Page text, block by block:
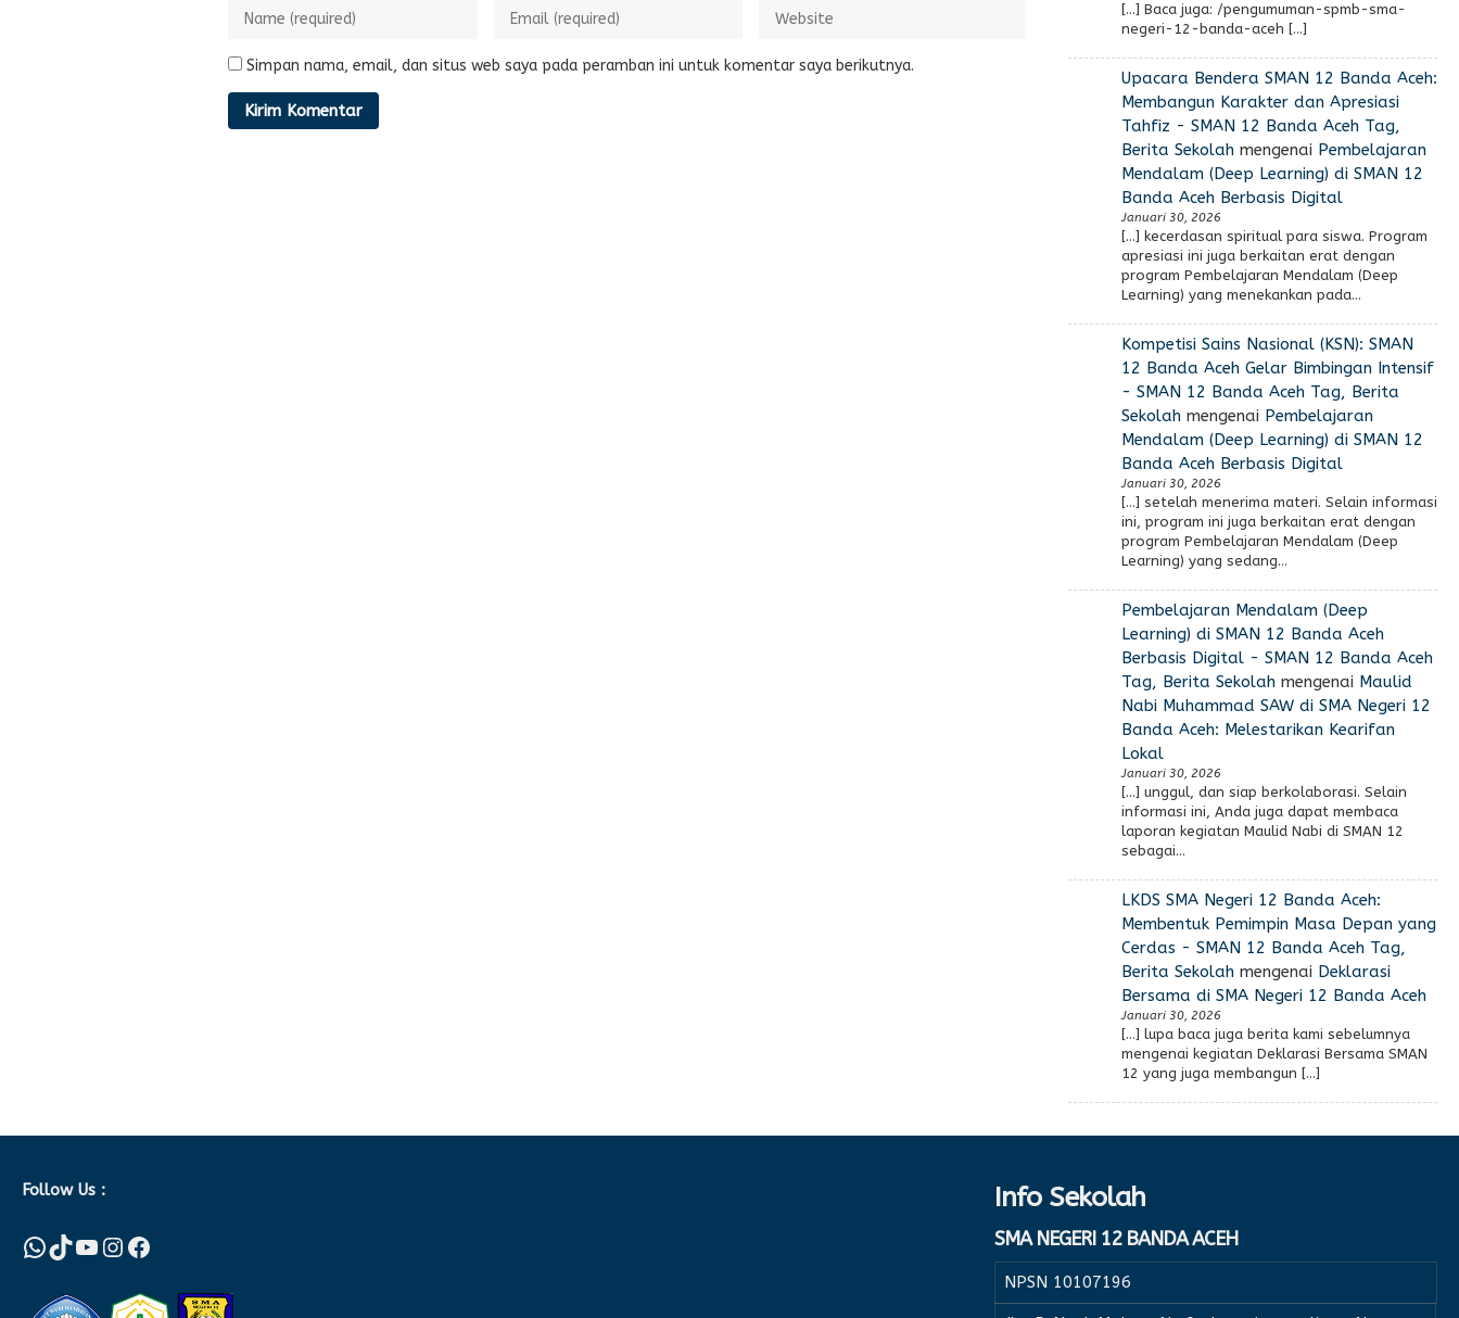
Simpan nama, email, dan situs web saya pada peramban ini untuk komentar saya berikutnya.
[…] Baca juga: /pengumuman-spmb-sma-
negeri-12-banda-aceh […]
Upacara Bendera SMAN 12 Banda Aceh:
Membangun Karakter dan Apresiasi
Tahfiz - SMAN 12 Banda Aceh Tag,
Berita Sekolahmengenai Pembelajaran
Mendalam (Deep Learning) di SMAN 12
Banda Aceh Berbasis Digital
Januari 30, 2026
[…] kecerdasan spiritual para siswa. Program
apresiasi ini juga berkaitan erat dengan
program Pembelajaran Mendalam (Deep
Learning) yang menekankan pada…
Kompetisi Sains Nasional (KSN): SMAN
12 Banda Aceh Gelar Bimbingan Intensif
- SMAN 12 Banda Aceh Tag, Berita
Sekolahmengenai Pembelajaran
Mendalam (Deep Learning) di SMAN 12
Banda Aceh Berbasis Digital
Januari 30, 2026
[…] setelah menerima materi. Selain informasi
ini, program ini juga berkaitan erat dengan
program Pembelajaran Mendalam (Deep
Learning) yang sedang…
Pembelajaran Mendalam (Deep
Learning) di SMAN 12 Banda Aceh
Berbasis Digital - SMAN 12 Banda Aceh
Tag, Berita Sekolahmengenai Maulid
Nabi Muhammad SAW di SMA Negeri 12
Banda Aceh: Melestarikan Kearifan
Lokal
Januari 30, 2026
[…] unggul, dan siap berkolaborasi. Selain
informasi ini, Anda juga dapat membaca
laporan kegiatan Maulid Nabi di SMAN 12
sebagai…
LKDS SMA Negeri 12 Banda Aceh:
Membentuk Pemimpin Masa Depan yang
Cerdas - SMAN 12 Banda Aceh Tag,
Berita Sekolahmengenai Deklarasi
Bersama di SMA Negeri 12 Banda Aceh
Januari 30, 2026
[…] lupa baca juga berita kami sebelumnya
mengenai kegiatan Deklarasi Bersama SMAN
12 yang juga membangun […]
Follow Us :
WhatsApp
TikTok
YouTube
Instagram
Facebook
Info Sekolah
SMA NEGERI 12 BANDA ACEH
NPSN 10107196